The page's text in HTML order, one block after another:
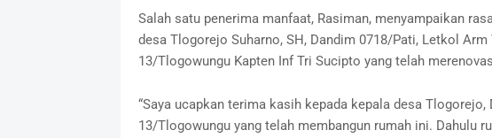
Salah satu penerima manfaat, Rasiman, menyampaikan
desa Tlogorejo Suharno, SH, Dandim 0718/Pati, Letkol
13/Tlogowungu Kapten Inf Tri Sucipto yang telah
“Saya ucapkan terima kasih kepada kepala desa Tlogorejo,
13/Tlogowungu yang telah membangun rumah ini. Dahulu